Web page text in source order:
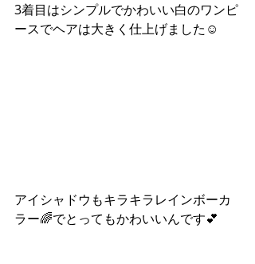
3着目はシンプルでかわいい白のワンピ
ースでヘアは大きく仕上げました☺︎
アイシャドウもキラキラレインボーカ
ラー🌈でとってもかわいいんです💕